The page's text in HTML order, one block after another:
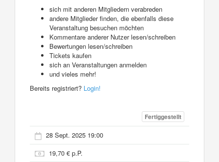
sich mit anderen Mitgliedern verabreden
andere Mitglieder finden, die ebenfalls diese
Veranstaltung besuchen möchten
Kommentare anderer Nutzer lesen/schreiben
Bewertungen lesen/schreiben
Tickets kaufen
sich an Veranstaltungen anmelden
und vieles mehr!
Bereits registriert? Login!
Fertiggestellt
28 Sept. 2025 19:00
19,70 € p.P.